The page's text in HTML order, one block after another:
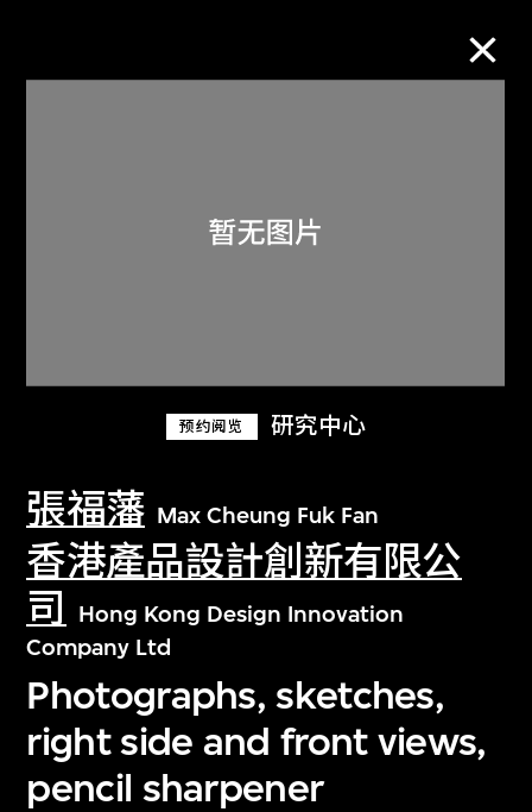
预约阅览 研究中心
張福藩 Max Cheung Fuk Fan
香港產品設計創新有限公
司
Hong Kong Design Innovation
Company Ltd
Photographs, sketches,
right side and front views,
pencil sharpener
关于M+藏品
探索世界顶级的二十及二十一世纪视觉
文化藏品。